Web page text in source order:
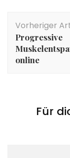
Vorheriger
Progressive
online
Für